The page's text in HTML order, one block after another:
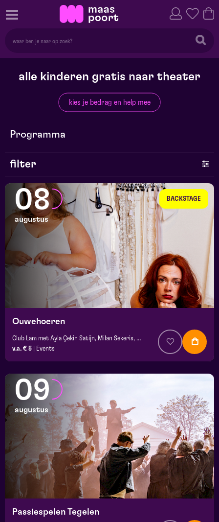
alle kinderen gratis naar theater
kies je bedrag en help mee
Programma
filter
genre
series en selecties
BACKSTAGE
08
augustus
Ouwehoeren
Club Lam met Ayla Çekin Satijn, Milan Sekeris, Dic van Duin, Jean-Baptiste Rey e.a.
v.a. € 5
Events
09
augustus
Passiespelen Tegelen